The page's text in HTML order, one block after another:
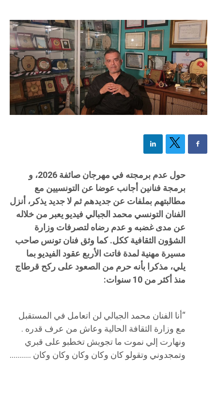
حول عدم برمجته في مهرجان صائفة 2026، و
برمجة فنانين أجانب عوضا عن التونسيين مع
مطالبتهم بملفات عن جديدهم ثم لا جديد يذكر، أنزل
الفنان التونسي محمد الجبالي فيديو يعبر من خلاله
عن مدى غضبه و عدم رضاه لتصرفات وزارة
الشؤون الثقافية ككل. كما وثق فنان تونس صاحب
مسيرة مهنية لمدة فاتت الأربع عقود الفيديو بما
يلي، مذكرا بأنه حرم من الصعود على ركح قرطاج
منذ أكثر من 10 سنوات:
“أنا الفنان محمد الجبالي لن اتعامل في المستقبل
مع وزارة الثقافة الحالية وعاش من عرف قدره .
ونهارت إلي نموت ما تجويش تخطبو على قبري
وتمجدوني وتقولو كان وكان وكان وكان وكان ………..